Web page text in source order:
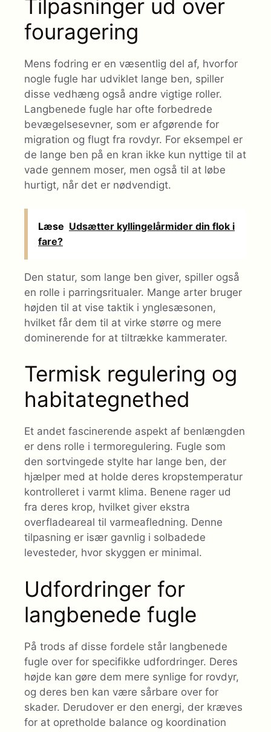
Tilpasninger ud over
fouragering
Mens fodring er en væsentlig del af, hvorfor
nogle fugle har udviklet lange ben, spiller
disse vedhæng også andre vigtige roller.
Langbenede fugle har ofte forbedrede
bevægelsesevner, som er afgørende for
migration og flugt fra rovdyr. For eksempel er
de lange ben på en kran ikke kun nyttige til at
vade gennem moser, men også til at løbe
hurtigt, når det er nødvendigt.
Læse Udsætter kyllingelårmider din flok i
fare?
Den statur, som lange ben giver, spiller også
en rolle i parringsritualer. Mange arter bruger
højden til at vise taktik i ynglesæsonen,
hvilket får dem til at virke større og mere
dominerende for at tiltrække kammerater.
Termisk regulering og
habitategnethed
Et andet fascinerende aspekt af benlængden
er dens rolle i termoregulering. Fugle som
den sortvingede stylte har lange ben, der
hjælper med at holde deres kropstemperatur
kontrolleret i varmt klima. Benene rager ud
fra deres krop, hvilket giver ekstra
overfladeareal til varmeafledning. Denne
tilpasning er især gavnlig i solbadede
levesteder, hvor skyggen er minimal.
Udfordringer for
langbenede fugle
På trods af disse fordele står langbenede
fugle over for specifikke udfordringer. Deres
højde kan gøre dem mere synlige for rovdyr,
og deres ben kan være sårbare over for
skader. Derudover er den energi, der kræves
for at opretholde balance og koordination